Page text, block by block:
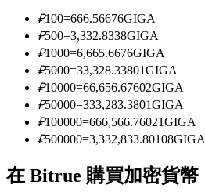
合約資訊
包含交易情況等的大數據分析
₽100=666.56676GIGA
₽500=3,332.8338GIGA
₽1000=6,665.6676GIGA
₽5000=33,328.33801GIGA
₽10000=66,656.67602GIGA
₽50000=333,283.3801GIGA
₽100000=666,566.76021GIGA
₽500000=3,332,833.80108GIGA
在 Bitrue 購買加密貨幣